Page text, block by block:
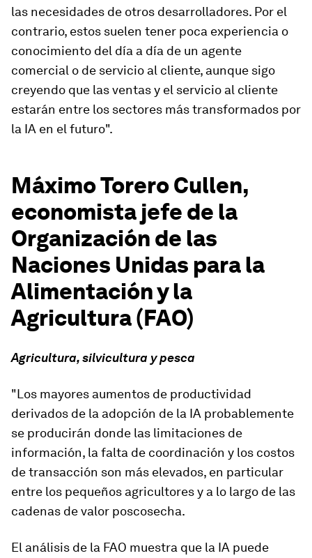
las necesidades de otros desarrolladores. Por el
contrario, estos suelen tener poca experiencia o
conocimiento del día a día de un agente
comercial o de servicio al cliente, aunque sigo
creyendo que las ventas y el servicio al cliente
estarán entre los sectores más transformados por
la IA en el futuro".
Máximo Torero Cullen,
economista jefe de la
Organización de las
Naciones Unidas para la
Alimentación y la
Agricultura (FAO)
Agricultura, silvicultura y pesca
"Los mayores aumentos de productividad
derivados de la adopción de la IA probablemente
se producirán donde las limitaciones de
información, la falta de coordinación y los costos
de transacción son más elevados, en particular
entre los pequeños agricultores y a lo largo de las
cadenas de valor poscosecha.
El análisis de la FAO muestra que la IA puede